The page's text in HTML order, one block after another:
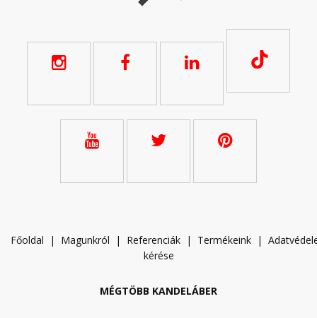
Főoldal | Magunkról | Referenciák | Termékeink | A
kérése
MÉGTÖBB KANDELÁBER